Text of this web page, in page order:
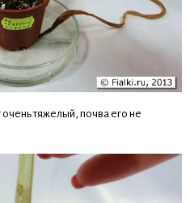
тяжелый, почва его не